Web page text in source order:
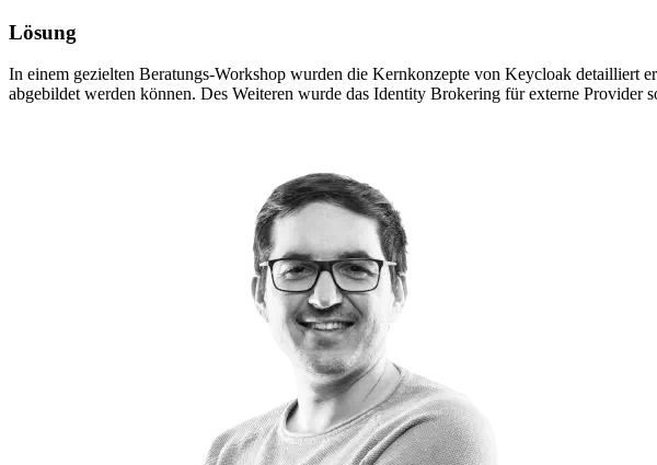
Lösung
In einem gezielten Beratungs-Workshop wurden die Kernkonzepte von Keycloak detailliert
abgebildet werden können. Des Weiteren wurde das Identity Brokering für externe